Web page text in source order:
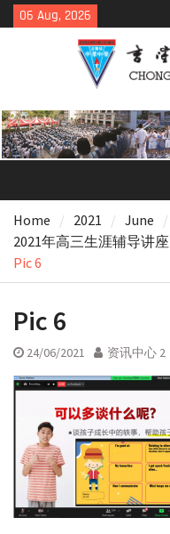
Skip
to
06 Aug, 2026
Home 2021 June
2021年高三生涯辅导讲
Pic 6
Pic 6
24/06/2021 资讯中心 2